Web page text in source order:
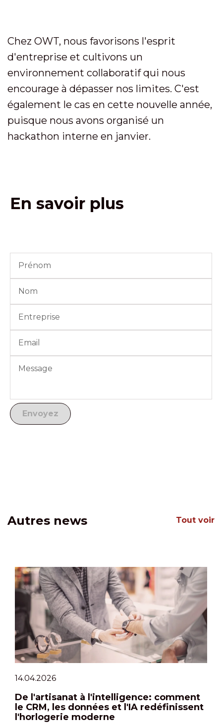
Chez OWT, nous favorisons l'esprit
d'entreprise et cultivons un
environnement collaboratif qui nous
encourage à dépasser nos limites. C'est
également le cas en cette nouvelle année,
puisque nous avons organisé un
hackathon interne en janvier.
En savoir plus
Autres news Tout voir
14.04.2026
De l'artisanat à l'intelligence: comment
le CRM, les données et l'IA redéfinissent
l'horlogerie moderne